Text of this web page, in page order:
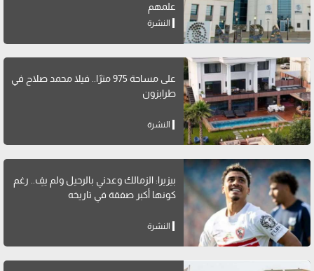
علمهم
النشرة
على مساحة 975 مترًا.. فيلا محمد صلاح في
طرابزون
النشرة
بيزيرا: الزمالك وعدني بالرحيل ولم يفِ.. رغم
كونها أكبر صفقة في تاريخه
النشرة